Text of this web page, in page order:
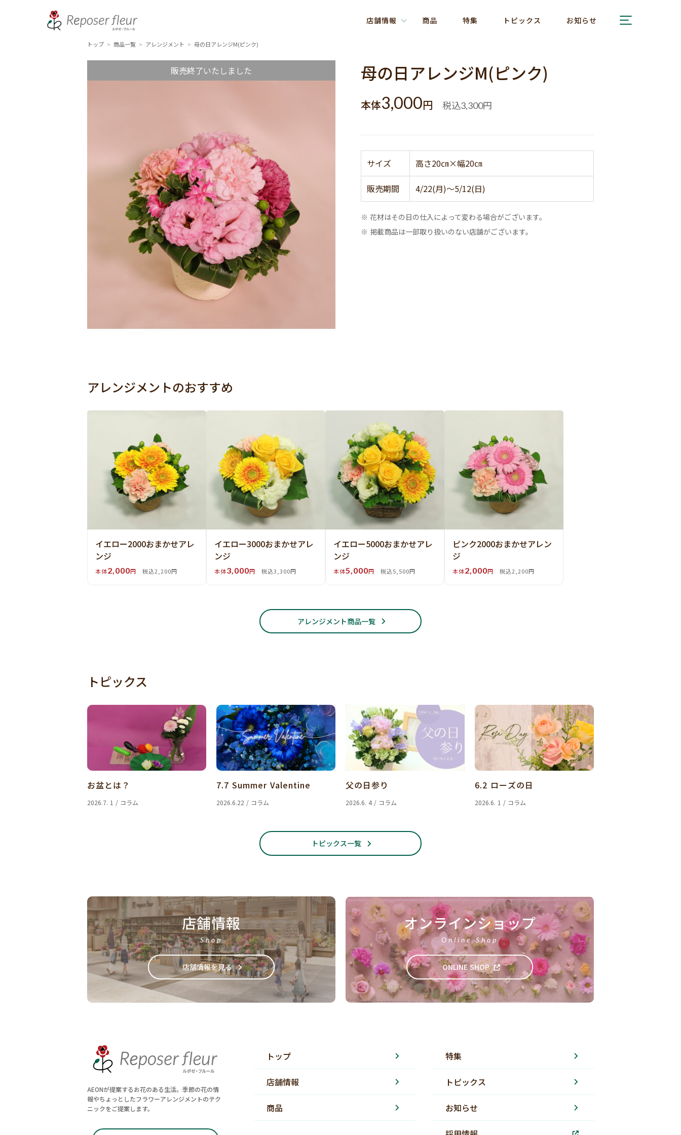
店舗情報 商品 特集 トピックス お知らせ
トップ > 商品一覧 > アレンジメント > 母の日アレンジM(ピンク)
販売終了いたしました 母の日アレンジM(ピンク)
本体3,000円 税込3,300円
サイズ 高さ20㎝×幅20㎝
販売期間 4/22(月)～5/12(日)
※ 花材はその日の仕入によって変わる場合がございます。
※ 掲載商品は一部取り扱いのない店舗がございます。
アレンジメントのおすすめ
イエロー2000おまかせアレ
ンジ
本体2,000円 税込2,200円
イエロー3000おまかせアレ
ンジ
本体3,000円 税込3,300円
イエロー5000おまかせアレ
ンジ
本体5,000円 税込5,500円
ピンク2000おまかせアレン
ジ
本体2,000円 税込2,200円
アレンジメント商品一覧
トピックス
お盆とは？
2026.7. 1 / コラム
7.7 Summer Valentine
2026.6.22 / コラム
父の日参り
2026.6. 4 / コラム
6.2 ローズの日
2026.6. 1 / コラム
トピックス一覧
店舗情報
Shop
店舗情報を見る
オンラインショップ
Online Shop
ONLINE SHOP
AEONが提案するお花のある生活。季節の花の情
報やちょっとしたフラワーアレンジメントのテク
ニックをご提案します。
トップ
店舗情報
商品
特集
トピックス
お知らせ